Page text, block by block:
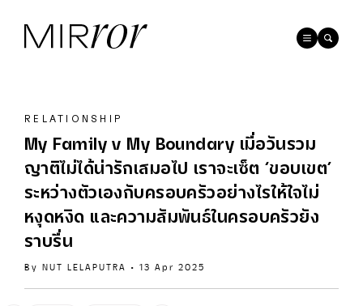
RELATIONSHIP
My Family v My Boundary เมื่อวันรวม
ญาติไม่ได้น่ารักเสมอไป เราจะเซ็ต ‘ขอบเขต’
ระหว่างตัวเองกับครอบครัวอย่างไรให้ใจไม่
หงุดหงิด และความสัมพันธ์ในครอบครัวยัง
ราบรื่น
By NUT LELAPUTRA • 13 Apr 2025